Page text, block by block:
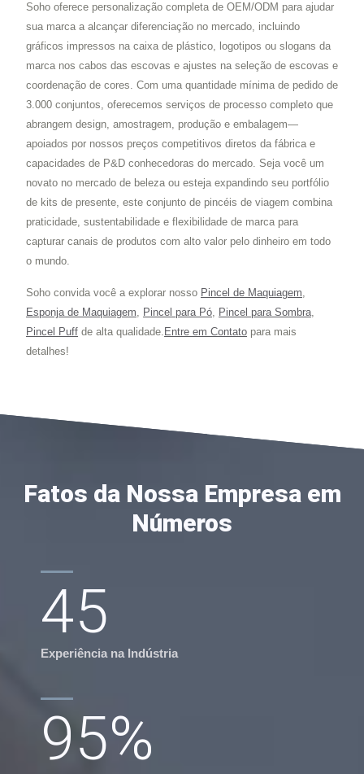
Soho oferece personalização completa de OEM/ODM para ajudar
sua marca a alcançar diferenciação no mercado, incluindo
gráficos impressos na caixa de plástico, logotipos ou slogans da
marca nos cabos das escovas e ajustes na seleção de escovas e
coordenação de cores. Com uma quantidade mínima de pedido de
3.000 conjuntos, oferecemos serviços de processo completo que
abrangem design, amostragem, produção e embalagem—
apoiados por nossos preços competitivos diretos da fábrica e
capacidades de P&D conhecedoras do mercado. Seja você um
novato no mercado de beleza ou esteja expandindo seu portfólio
de kits de presente, este conjunto de pincéis de viagem combina
praticidade, sustentabilidade e flexibilidade de marca para
capturar canais de produtos com alto valor pelo dinheiro em todo
o mundo.
Soho convida você a explorar nosso Pincel de Maquiagem,
Esponja de Maquiagem, Pincel para Pó, Pincel para Sombra,
Pincel Puff de alta qualidade. Entre em Contato para mais
detalhes!
Fatos da Nossa Empresa em
Números
45
Experiência na Indústria
95%